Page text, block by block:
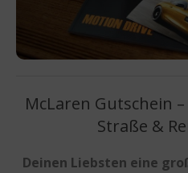
McLaren Gutschein
Straße &
Deinen Liebsten eine